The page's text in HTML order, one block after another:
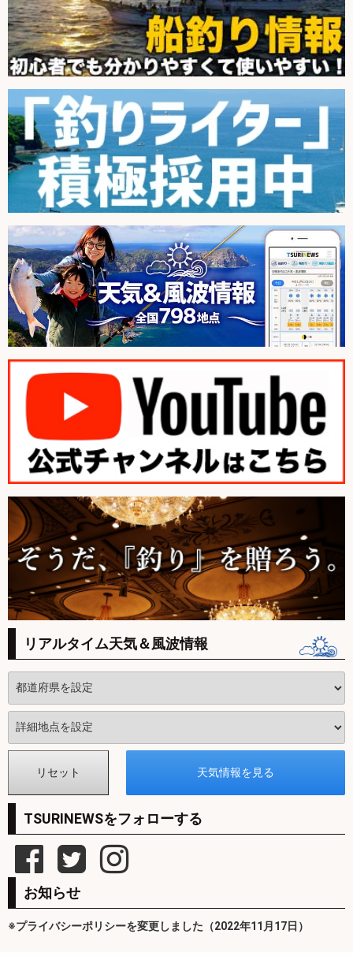
リアルタイム天気＆風波情報
TSURINEWSをフォローする
お知らせ
※プライバシーポリシーを変更しました（2022年11月17日）